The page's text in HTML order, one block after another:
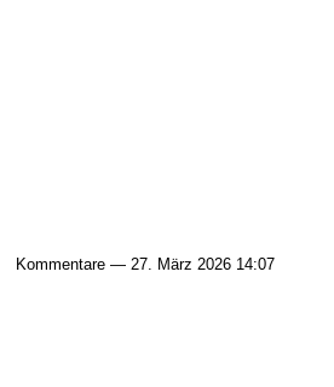
Kommentare — 27. März 2026 14:07